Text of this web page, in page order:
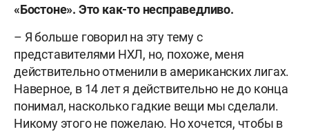
«Бостоне». Это как-то несправедливо.
– Я больше говорил на эту тему с
представителями НХЛ, но, похоже, меня
действительно отменили в американских лигах.
Наверное, в 14 лет я действительно не до конца
понимал, насколько гадкие вещи мы сделали.
Никому этого не пожелаю. Но хочется, чтобы в